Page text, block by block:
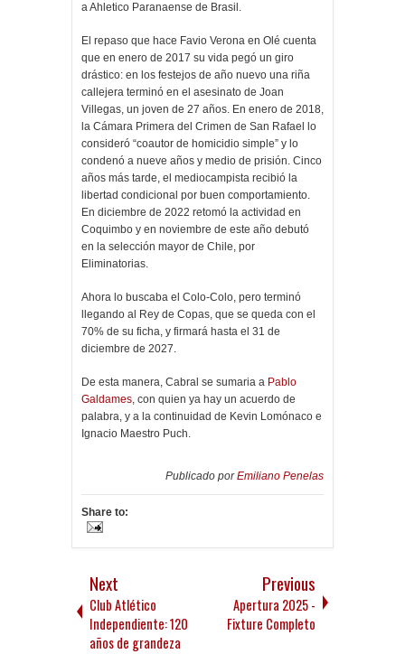
a Ahletico Paranaense de Brasil.
El repaso que hace Favio Verona en Olé cuenta
que en enero de 2017 su vida pegó un giro
drástico: en los festejos de año nuevo una riña
callejera terminó en el asesinato de Joan
Villegas, un joven de 27 años. En enero de 2018,
la Cámara Primera del Crimen de San Rafael lo
consideró “coautor de homicidio simple” y lo
condenó a nueve años y medio de prisión. Cinco
años más tarde, el mediocampista recibió la
libertad condicional por buen comportamiento.
En diciembre de 2022 retomó la actividad en
Coquimbo y en noviembre de este año debutó
en la selección mayor de Chile, por
Eliminatorias.
Ahora lo buscaba el Colo-Colo, pero terminó
llegando al Rey de Copas, que se queda con el
70% de su ficha, y firmará hasta el 31 de
diciembre de 2027.
De esta manera, Cabral se sumaria a Pablo
Galdames, con quien ya hay un acuerdo de
palabra, y a la continuidad de Kevin Lomónaco e
Ignacio Maestro Puch.
Publicado porEmiliano Penelas
Share to:
Next
Club Atlético
Independiente: 120
años de grandeza
Previous
Apertura 2025 -
Fixture Completo